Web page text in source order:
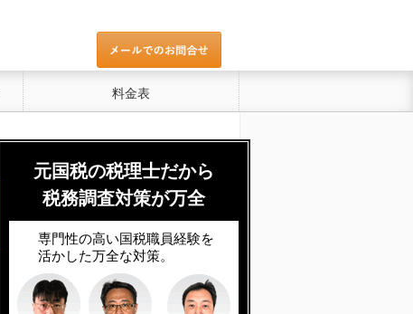
料金表
元国税の税理士だから
税務調査対策が万全
専門性の高い国税職員経験を
活かした万全な対策。